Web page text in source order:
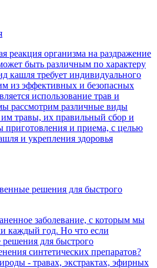
реакция организма на раздражение
быть различным по характеру
кашля требует индивидуального
из эффективных и безопасных
использование трав и
рассмотрим различные виды
травы, их правильный сбор и
приготовления и приема, с целью
и укрепления здоровья
решения для быстрого
заболевание, с которым мы
каждый год. Но что если
решения для быстрого
синтетических препаратов?
- травах, экстрактах, эфирных